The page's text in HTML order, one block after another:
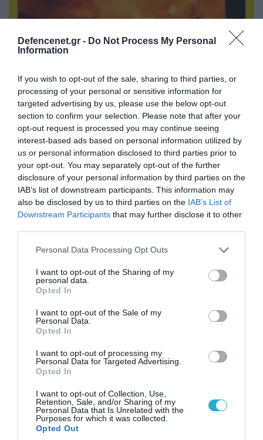
Defencenet.gr - Do Not Process My Personal
Information
If you wish to opt-out of the sale, sharing to third parties, or
processing of your personal or sensitive information for
targeted advertising by us, please use the below opt-out
section to confirm your selection. Please note that after your
opt-out request is processed you may continue seeing
interest-based ads based on personal information utilized by
us or personal information disclosed to third parties prior to
your opt-out. You may separately opt-out of the further
disclosure of your personal information by third parties on the
IAB’s list of downstream participants. This information may
also be disclosed by us to third parties on the IAB’s List of
Downstream Participants that may further disclose it to other
Please note that this website/app uses one or more Google
not limited to your visit or usage behaviour. You may click to
grant or deny consent to Google and its third-party tags to
use your data for below specified purposes in below Google
consent section.
Personal Data Processing Opt Outs
I want to opt-out of the Sharing of my
personal data.
Opted In
I want to opt-out of the Sale of my
Personal Data.
Opted In
I want to opt-out of processing my
Personal Data for Targeted Advertising.
Opted In
I want to opt-out of Collection, Use,
Retention, Sale, and/or Sharing of my
Personal Data that Is Unrelated with the
Purposes for which it was collected.
Opted Out
07.08.2026 | 23:02
«Μούδιασε» η Naftogaz που βλέπει κρύο
χειμώνα στο Κίεβο: Οι Ρώσοι διέλυσαν 7
εγκαταστάσεις του ουκρανικού κολοσσού!
ΠΟΛΙΤΙΚΗ
08.08.2026 | 09:02
«Η απόλυτη τραγωδία»: Η «αιχμηρή» ανάρτηση
του Αρκά για τα τατουάζ (φωτο)